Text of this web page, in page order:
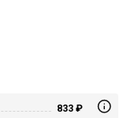
833 ₽